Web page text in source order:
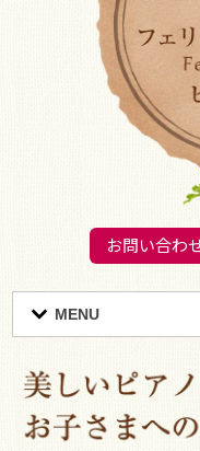
お問い合わ
MENU